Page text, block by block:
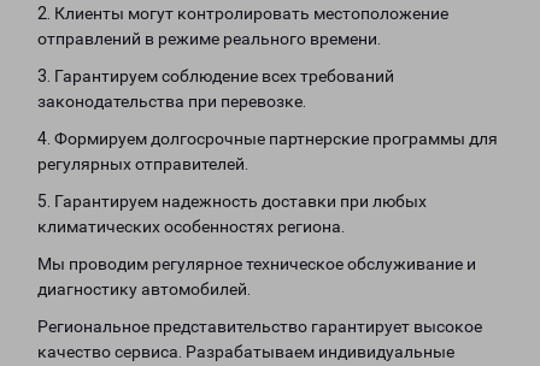
2. Клиенты могут контролировать местоположение
отправлений в режиме реального времени.
3. Гарантируем соблюдение всех требований
законодательства при перевозке.
4. Формируем долгосрочные партнерские программы для
регулярных отправителей.
5. Гарантируем надежность доставки при любых
климатических особенностях региона.
Мы проводим регулярное техническое обслуживание и
диагностику автомобилей.
Региональное представительство гарантирует высокое
качество сервиса. Разрабатываем индивидуальные